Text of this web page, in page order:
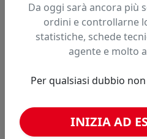
facilità di rimozione. Scegli
grammature per la qualità di
tempo su plotter UV e Latex.
Ordinamento
Da oggi sarà ancora più
ordini e controllarne
statistiche, schede
agente e molto
Per qualsiasi dubbio
INIZIA AD